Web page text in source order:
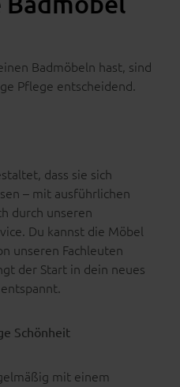
Badmöbeln hast, sind
Pflege entscheidend.
dass sie sich
– mit ausführlichen
durch unseren
Du kannst die Möbel
unseren Fachleuten
der Start in dein neues
Schönheit
mit einem